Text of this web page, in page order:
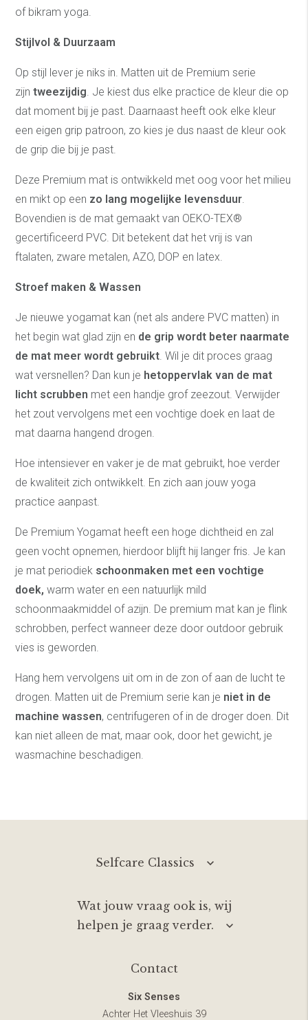
of bikram yoga.
Stijlvol & Duurzaam
Op stijl lever je niks in. Matten uit de Premium serie
zijntweezijdig. Je kiest dus elke practice de kleur die op
dat moment bij je past. Daarnaast heeft ook elke kleur
een eigen grip patroon, zo kies je dus naast de kleur ook
de grip die bij je past.
Deze Premium mat is ontwikkeld met oog voor het milieu
en mikt op een zo lang mogelijke levensduur.
Bovendien is de mat gemaakt van OEKO-TEX®
gecertificeerd PVC. Dit betekent dat het vrij is van
ftalaten, zware metalen, AZO, DOP en latex.
Stroef maken & Wassen
Je nieuwe yogamat kan (net als andere PVC matten) in
het begin wat glad zijn en de grip wordt beter naarmate
de mat meer wordt gebruikt. Wil je dit proces graag
wat versnellen? Dan kun je hetoppervlak van de mat
licht scrubben met een handje grof zeezout. Verwijder
het zout vervolgens met een vochtige doek en laat de
mat daarna hangend drogen.
Hoe intensiever en vaker je de mat gebruikt, hoe verder
de kwaliteit zich ontwikkelt. En zich aan jouw yoga
practice aanpast.
De Premium Yogamat heeft een hoge dichtheid en zal
geen vocht opnemen, hierdoor blijft hij langer fris. Je kan
je mat periodiek schoonmaken met een vochtige
doek,warm water en een natuurlijk mild
schoonmaakmiddel of azijn. De premium mat kan je flink
schrobben, perfect wanneer deze door outdoor gebruik
vies is geworden.
Hang hem vervolgens uit om in de zon of aan de lucht te
drogen. Matten uit de Premium serie kan je niet in de
machine wassen, centrifugeren of in de droger doen. Dit
kan niet alleen de mat, maar ook, door het gewicht, je
wasmachine beschadigen.
Selfcare Classics
Wat jouw vraag ook is, wij
helpen je graag verder.
Contact
Six Senses
Achter Het Vleeshuis 39